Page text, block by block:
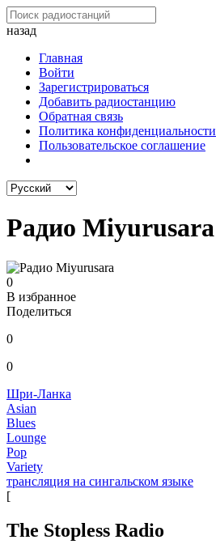
назад
Главная
Войти
Зарегистрироваться
Добавить радиостанцию
Обратная связь
Политика конфиденциальности
Пользовательское соглашение
Радио Miyurusara
0
В избранное
Поделиться
0
0
Шри-Ланка
Asian
Blues
Lounge
Pop
Variety
трансляция на сингальском языке
[
The Stopless Radio